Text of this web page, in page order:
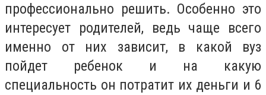
профессионально решить. Особенно это
интересует родителей, ведь чаще всего
именно от них зависит, в какой вуз
пойдет ребенок и на какую
специальность он потратит их деньги и 6